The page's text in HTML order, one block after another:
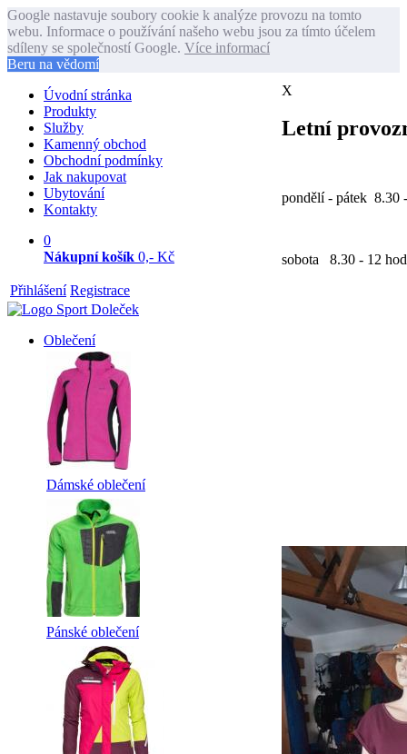
Google nastavuje soubory cookie k analýze provozu na tomto
webu. Informace o používání našeho webu jsou za tímto účelem
sdíleny se společností Google. Více informací
Beru na vědomí
X
Letní
pondělí - pátek 8.30
sobota 8.30 - 12 hod
Úvodní stránka
Produkty
Služby
Kamenný obchod
Obchodní podmínky
Jak nakupovat
Ubytování
Kontakty
0
Nákupní košík 0,- Kč
Přihlášení Registrace
Oblečení
Dámské oblečení
Pánské oblečení